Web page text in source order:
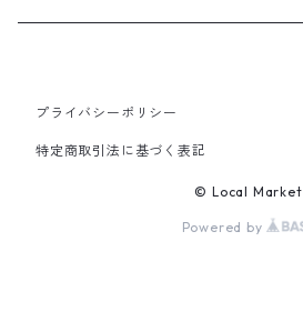
PANTS
プライバシーポリシー
特定商取引法に基づく表記
© Local Market
Powered by